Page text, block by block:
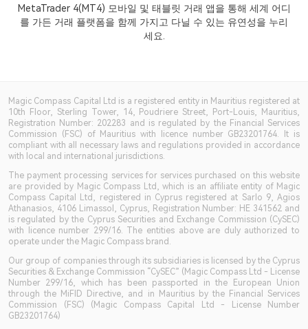
MetaTrader 4(MT4) 모바일 및 태블릿 거래 앱을 통해 세계 어디
를 가든 거래 플랫폼을 함께 가지고 다닐 수 있는 유연성을 누리
세요.
Magic Compass Capital Ltd is a registered entity in Mauritius registered at
10th Floor, Sterling Tower, 14, Poudriere Street, Port-Louis, Mauritius,
Registration Number: 202283 and is regulated by the Financial Services
Commission (FSC) of Mauritius with licence number GB23201764. It is
compliant with all necessary laws and regulations provided in accordance
with local and international jurisdictions.
The payment processing services for services purchased on this website
are provided by Magic Compass Ltd, which is an affiliate entity of Magic
Compass Capital Ltd, registered in Cyprus registered at Sarlo 9, Agios
Athanasios, 4106 Limassol, Cyprus, Registration Number: HE 341562 and
is regulated by the Cyprus Securities and Exchange Commission (CySEC)
with licence number 299/16. The entities above are duly authorized to
operate under the Magic Compass brand.
Our group of companies through its subsidiaries is licensed by the Cyprus
Securities & Exchange Commission “CySEC” (Magic Compass Ltd - License
Number 299/16, which has been passported in the European Union
through the MiFID Directive, and in Mauritius by the Financial Services
Commission (FSC) (Magic Compass Capital Ltd - License Number
GB23201764)